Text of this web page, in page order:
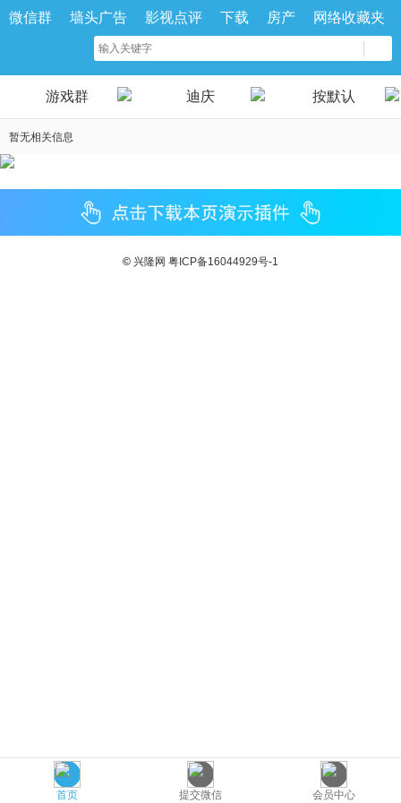
微信群 墙头广告 影视点评 下载 房产 网络收藏夹
游戏群 迪庆 按默认
暂无相关信息
首页 提交微信 会员中心
© 兴隆网 粤ICP备16044929号-1